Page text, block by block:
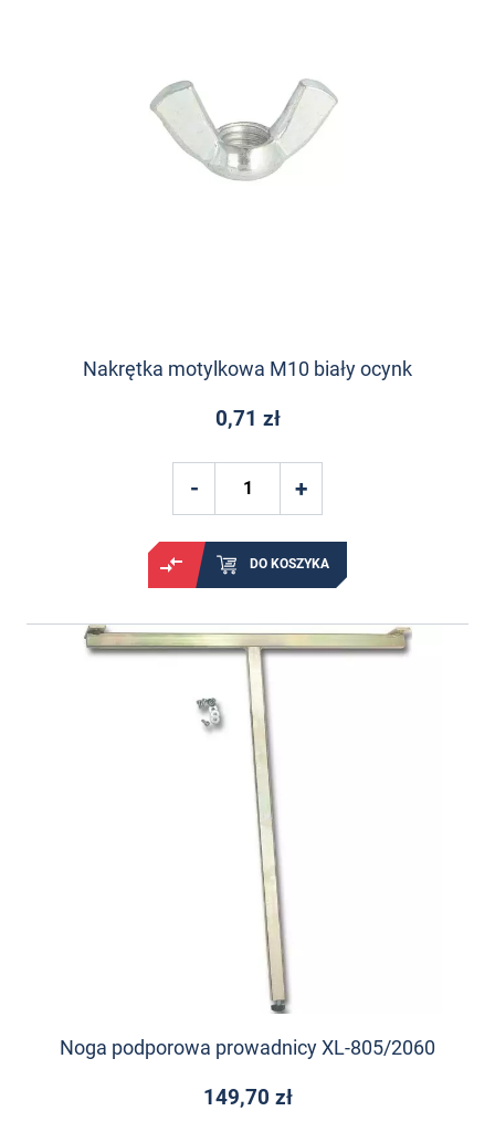
Nakrętka motylkowa M10 biały ocynk
0,71 zł
DO KOSZYKA
Noga podporowa prowadnicy XL-805/2060
149,70 zł